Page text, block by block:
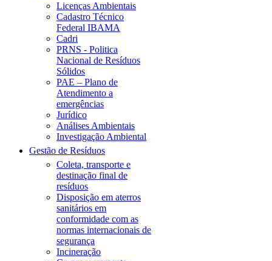
Licenças Ambientais
Cadastro Técnico
Federal IBAMA
Cadri
PRNS - Politica
Nacional de Resíduos
Sólidos
PAE – Plano de
Atendimento a
emergências
Jurídico
Análises Ambientais
Investigação Ambiental
Gestão de Resíduos
Coleta, transporte e
destinação final de
resíduos
Disposição em aterros
sanitários em
conformidade com as
normas internacionais de
segurança
Incineração